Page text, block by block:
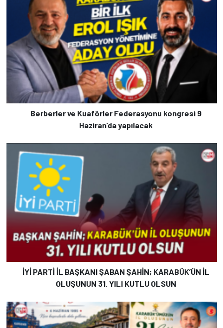
Berberler ve Kuaförler Federasyonu kongresi 9
Haziran’da yapılacak
İYİ PARTİ İL BAŞKANI ŞABAN ŞAHİN; KARABÜK’ÜN İL
OLUŞUNUN 31. YILI KUTLU OLSUN